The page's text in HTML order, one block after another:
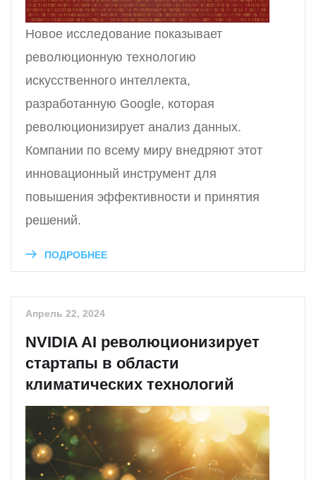
Новое исследование показывает
революционную технологию
искусственного интеллекта,
разработанную Google, которая
революционизирует анализ данных.
Компании по всему миру внедряют этот
инновационный инструмент для
повышения эффективности и принятия
решений.
ПОДРОБНЕЕ
Апрель 22, 2024
NVIDIA AI революционизирует
стартапы в области
климатических технологий